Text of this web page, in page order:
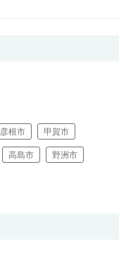
彦根市 甲賀市
高島市 野洲市